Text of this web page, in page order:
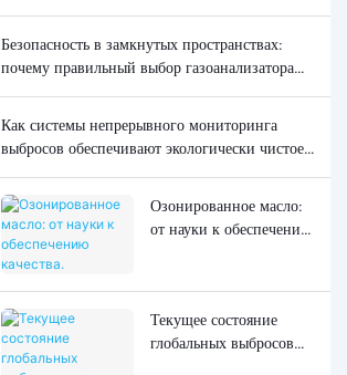
промышленности
Безопасность в замкнутых пространствах:
почему правильный выбор газоанализатора
Как системы непрерывного мониторинга
выбросов обеспечивают экологически чистое
Озонированное масло:
от науки к обеспечению
Текущее состояние
глобальных выбросов